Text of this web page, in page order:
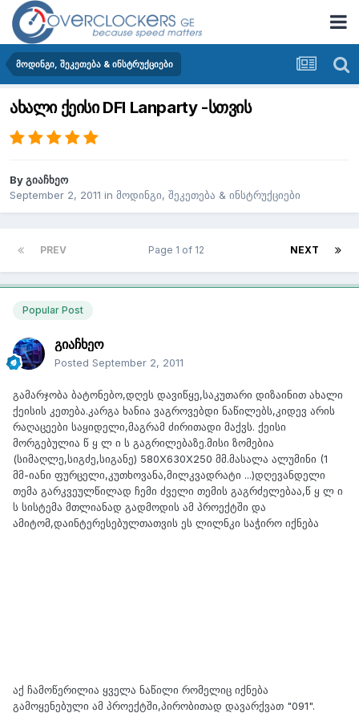
მოდინგი, შეკეთება & ინსტრუქციები
ახალი ქეისი DFI Lanparty -სთვის
Byგიაჩხეო
September 2, 2011 in მოდინგი, შეკეთება & ინსტრუქციები
PREV NEXT
Page 1 of 12
Popular Post
გიაჩხეო
Posted September 2, 2011
გამარჯობა ბატონებო,დღეს დავიწყე,საკუთარი დიზაინით ახალი
ქეისის კეთება.კარგა ხანია ვაგროვებდი ნაწილებს,კიდევ არის
რაღაცეები საყიდელი,მაგრამ ძირითადი მაქვს. ქეისი
მორგებულია წ ყ ლ ი ს გაგრილებაზე.მისი ზომებია
(სიმაღლე,სიგძე,სიგანე) 580X630X250 მმ.მასალა ალუმინი (1
მმ-იანი ფურცელი,კუთხოვანა,მილკვადრატი ...)დღევანდელი
თემა გარკვეულწილად ჩემი ძველი თემის გაგრძელებაა,წ ყ ლ ი
ს სისტემა მთლიანად გადმოდის ამ პროექტში და
ამიტომ,დაინტერესებულთათვის ეს ლილნკი საჭირო იქნება
აქ ჩამოწერილია ყველა ნაწილი რომელიც იქნება
გამოყენებული ამ პროექტში,პირობითად დავარქვათ "091".